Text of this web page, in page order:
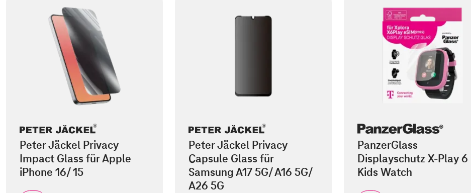
Peter Jäckel Privacy
Impact Glass für Apple
iPhone 16/ 15
Peter Jäckel Privacy
Capsule Glass für
Samsung A17 5G/ A16 5G/
A26 5G
PanzerGlass
Displayschutz X-Play 6
Kids Watch